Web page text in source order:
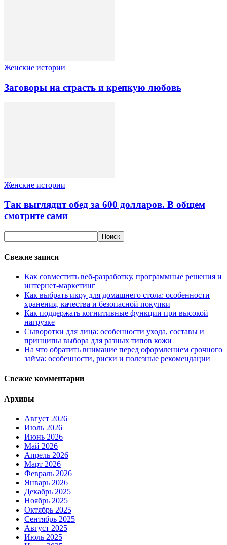
Женские истории
Заговоры на страсть и крепкую любовь
Женские истории
Так выглядит обед за 600 долларов. В общем
смотрите сами
Свежие записи
Как совместить веб-разработку, программные решения и
интернет-маркетинг
Как выбрать икру для домашнего стола: особенности
хранения, качества и безопасной покупки
Как поддержать когнитивные функции при высокой
нагрузке
Сыворотки для лица: особенности ухода, составы и
принципы выбора для разных типов кожи
На что обратить внимание перед оформлением срочного
займа: особенности, риски и полезные рекомендации
Свежие комментарии
Архивы
Август 2026
Июль 2026
Июнь 2026
Май 2026
Апрель 2026
Март 2026
Февраль 2026
Январь 2026
Декабрь 2025
Ноябрь 2025
Октябрь 2025
Сентябрь 2025
Август 2025
Июль 2025